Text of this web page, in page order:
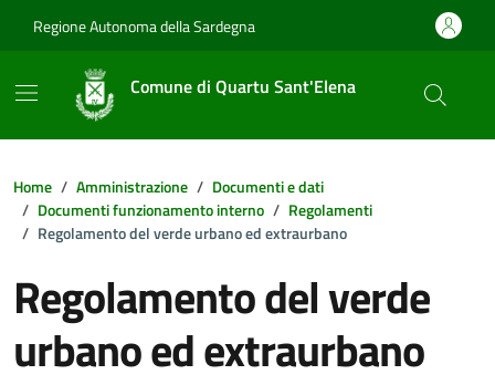
Regione Autonoma della Sardegna
Comune di Quartu Sant'Elena
Home Amministrazione
Documenti e dati
Documenti funzionamento interno
Regolamenti
Regolamento del verde urbano ed extraurbano
Regolamento del verde
urbano ed extraurbano